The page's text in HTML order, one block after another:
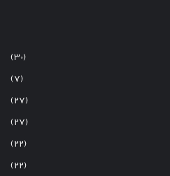
(۳۰)
(۷)
(۲۷)
(۲۷)
(۲۲)
(۲۲)